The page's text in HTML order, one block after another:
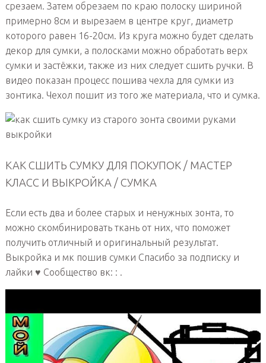
срезаем. Затем обрезаем по краю полоску шириной
примерно 8см и вырезаем в центре круг, диаметр
которого равен 16-20см. Из круга можно будет сделать
декор для сумки, а полосками можно обработать верх
сумки и застёжки, также из них следует сшить ручки. В
видео показан процесс пошива чехла для сумки из
зонтика. Чехол пошит из того же материала, что и сумка.
КАК СШИТЬ СУМКУ ДЛЯ ПОКУПОК / МАСТЕР
КЛАСС И ВЫКРОЙКА / СУМКА
Если есть два и более старых и ненужных зонта, то
можно скомбинировать ткань от них, что поможет
получить отличный и оригинальный результат.
Выкройка и мк пошив сумки Спасибо за подписку и
лайки ♥ Сообщество вк: : .